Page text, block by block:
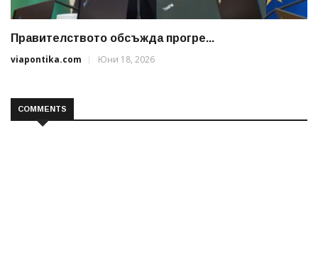
Правителството обсъжда прогре...
viapontika.com
Юни 18, 2026
COMMENTS